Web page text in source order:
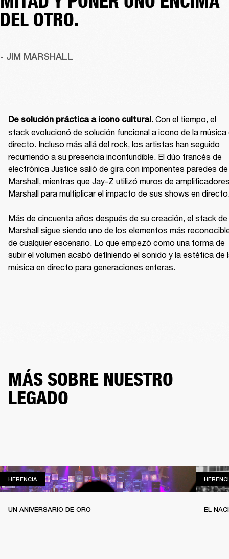
DEL OTRO.
- JIM MARSHALL
De solución práctica a icono cultural. Con el tiempo, el
stack evolucionó de solución funcional a icono de la música
directo. Incluso más allá del rock, los artistas han seguido
recurriendo a su presencia inconfundible. El dúo francés de
electrónica Justice salió de gira con imponentes paredes de
Marshall, mientras que Jay-Z utilizó muros de
Marshall para multiplicar el impacto de sus shows en
Más de cincuenta años después de su creación, el stack de
Marshall sigue siendo uno de los elementos más
de cualquier escenario. Lo que empezó como una forma de
subir el volumen acabó definiendo el sonido y la estética de
música en directo para generaciones enteras.
MÁS SOBRE NUESTRO
LEGADO
HERENCIAHERENCIA
UN ANIVERSARIO DE ORO EL